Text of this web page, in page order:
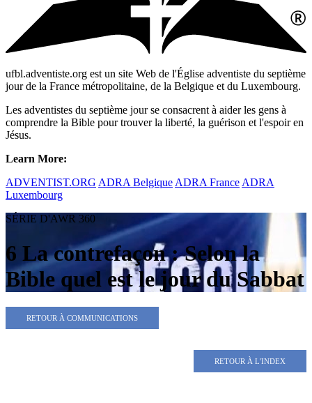
ufbl.adventiste.org est un site Web de l'Église adventiste du septième
jour de la France métropolitaine, de la Belgique et du Luxembourg.
Les adventistes du septième jour se consacrent à aider les gens à
comprendre la Bible pour trouver la liberté, la guérison et l'espoir en
Jésus.
Learn More:
ADVENTIST.ORG ADRA Belgique ADRA France ADRA
Luxembourg
SÉRIE D'AWR 360
6 La contrefaçon : Selon la
Bible quel est le jour du Sabbat
RETOUR À COMMUNICATIONS
RETOUR À L'INDEX